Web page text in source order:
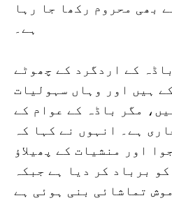
بھی محروم رکھا جا رہا
ہے۔
کے اردگرد کے چھوٹے
ہیں اور وہاں سہولیات
مگر باڈہ کے عوام کے
ہے۔ انہوں نے کہا کہ
اور منشیات کے پھیلاؤ
برباد کر دیا ہے جبکہ
تماشائی بنی ہوئی ہے